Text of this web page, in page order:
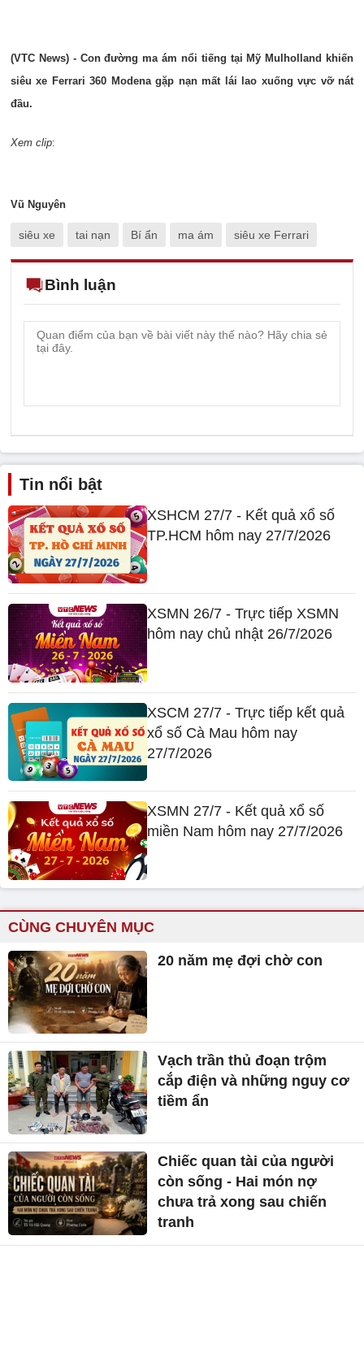
(VTC News) - Con đường ma ám nổi tiếng tại Mỹ Mulholland khiến
siêu xe Ferrari 360 Modena gặp nạn mất lái lao xuống vực vỡ nát
đầu.
Xem clip:
Vũ Nguyên
siêu xe tai nạn Bí ẩn ma ám siêu xe Ferrari
Bình luận
Tin nổi bật
XSHCM 27/7 - Kết quả xổ số
TP.HCM hôm nay 27/7/2026
XSMN 26/7 - Trực tiếp XSMN
hôm nay chủ nhật 26/7/2026
XSCM 27/7 - Trực tiếp kết quả
xổ số Cà Mau hôm nay
27/7/2026
XSMN 27/7 - Kết quả xổ số
miền Nam hôm nay 27/7/2026
CÙNG CHUYÊN MỤC
20 năm mẹ đợi chờ con
Vạch trần thủ đoạn trộm
cắp điện và những nguy cơ
tiềm ẩn
Chiếc quan tài của người
còn sống - Hai món nợ
chưa trả xong sau chiến
tranh